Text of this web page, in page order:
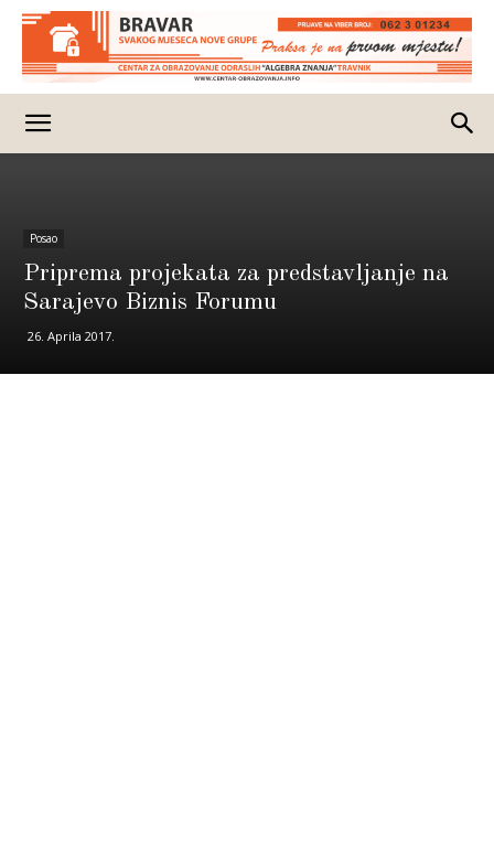
Posao
Priprema projekata za predstavljanje na
Sarajevo Biznis Forumu
26. Aprila 2017.